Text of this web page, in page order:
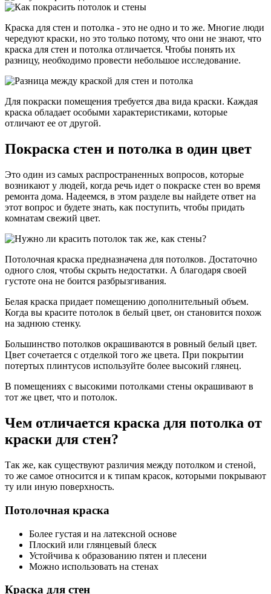
Краска для стен и потолка - это не одно и то же. Многие люди
чередуют краски, но это только потому, что они не знают, что
краска для стен и потолка отличается. Чтобы понять их
разницу, необходимо провести небольшое исследование.
Для покраски помещения требуется два вида краски. Каждая
краска обладает особыми характеристиками, которые
отличают ее от другой.
Покраска стен и потолка в один цвет
Это один из самых распространенных вопросов, которые
возникают у людей, когда речь идет о покраске стен во время
ремонта дома. Надеемся, в этом разделе вы найдете ответ на
этот вопрос и будете знать, как поступить, чтобы придать
комнатам свежий цвет.
Потолочная краска предназначена для потолков. Достаточно
одного слоя, чтобы скрыть недостатки. А благодаря своей
густоте она не боится разбрызгивания.
Белая краска придает помещению дополнительный объем.
Когда вы красите потолок в белый цвет, он становится похож
на заднюю стенку.
Большинство потолков окрашиваются в ровный белый цвет.
Цвет сочетается с отделкой того же цвета. При покрытии
потертых плинтусов используйте более высокий глянец.
В помещениях с высокими потолками стены окрашивают в
тот же цвет, что и потолок.
Чем отличается краска для потолка от
краски для стен?
Так же, как существуют различия между потолком и стеной,
то же самое относится и к типам красок, которыми покрывают
ту или иную поверхность.
Потолочная краска
Более густая и на латексной основе
Плоский или глянцевый блеск
Устойчива к образованию пятен и плесени
Можно использовать на стенах
Краска для стен